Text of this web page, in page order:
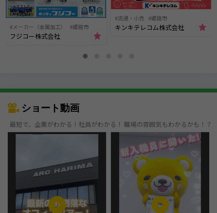
メーカー（金属加工） 姫路市
フジコー株式会社
流通・小売 姫路市
キンキテレコム株式会社
ショート動画
最短で、企業がわかる！社員がわかる！ 職場の雰囲気もわかるかも！？